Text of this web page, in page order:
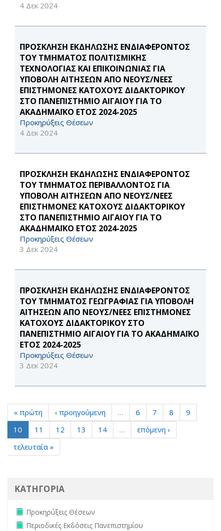
4 Δεκ 2024
ΠΡΟΣΚΛΗΣΗ ΕΚΔΗΛΩΣΗΣ ΕΝΔΙΑΦΕΡΟΝΤΟΣ
ΤΟΥ ΤΜΗΜΑΤΟΣ ΠΟΛΙΤΙΣΜΙΚΗΣ
ΤΕΧΝΟΛΟΓΙΑΣ ΚΑΙ ΕΠΙΚΟΙΝΩΝΙΑΣ ΓΙΑ
ΥΠΟΒΟΛΗ ΑΙΤΗΣΕΩΝ ΑΠΟ ΝΕΟΥΣ/ΝΕΕΣ
ΕΠΙΣΤΗΜΟΝΕΣ ΚΑΤΟΧΟΥΣ ΔΙΔΑΚΤΟΡΙΚΟΥ
ΣΤΟ ΠΑΝΕΠΙΣΤΗΜΙΟ ΑΙΓΑΙΟΥ ΓΙΑ ΤΟ
ΑΚΑΔΗΜΑΪΚΟ ΕΤΟΣ 2024-2025
Προκηρύξεις Θέσεων
4 Δεκ 2024
ΠΡΟΣΚΛΗΣΗ ΕΚΔΗΛΩΣΗΣ ΕΝΔΙΑΦΕΡΟΝΤΟΣ
ΤΟΥ ΤΜΗΜΑΤΟΣ ΠΕΡΙΒΑΛΛΟΝΤΟΣ ΓΙΑ
ΥΠΟΒΟΛΗ ΑΙΤΗΣΕΩΝ ΑΠΟ ΝΕΟΥΣ/ΝΕΕΣ
ΕΠΙΣΤΗΜΟΝΕΣ ΚΑΤΟΧΟΥΣ ΔΙΔΑΚΤΟΡΙΚΟΥ
ΣΤΟ ΠΑΝΕΠΙΣΤΗΜΙΟ ΑΙΓΑΙΟΥ ΓΙΑ ΤΟ
ΑΚΑΔΗΜΑΪΚΟ ΕΤΟΣ 2024-2025
Προκηρύξεις Θέσεων
3 Δεκ 2024
ΠΡΟΣΚΛΗΣΗ ΕΚΔΗΛΩΣΗΣ ΕΝΔΙΑΦΕΡΟΝΤΟΣ
ΤΟΥ ΤΜΗΜΑΤΟΣ ΓΕΩΓΡΑΦΙΑΣ ΓΙΑ ΥΠΟΒΟΛΗ
ΑΙΤΗΣΕΩΝ ΑΠΟ ΝΕΟΥΣ/ΝΕΕΣ ΕΠΙΣΤΗΜΟΝΕΣ
ΚΑΤΟΧΟΥΣ ΔΙΔΑΚΤΟΡΙΚΟΥ ΣΤΟ
ΠΑΝΕΠΙΣΤΗΜΙΟ ΑΙΓΑΙΟΥ ΓΙΑ ΤΟ ΑΚΑΔΗΜΑΪΚΟ
ΕΤΟΣ 2024-2025
Προκηρύξεις Θέσεων
3 Δεκ 2024
« πρώτη ‹ προηγούμενη … 6 7 8
9
10
11 12 13 14 …
επόμενη ›
τελευταία »
ΚΑΤΗΓΟΡΙΑ
Remove Προκηρύξεις Θέσεων filter
Προκηρύξεις Θέσεων
Remove Περιοδικές Εκδόσεις Πανεπιστημίου filter
Περιοδικές Εκδόσεις Πανεπιστημίου